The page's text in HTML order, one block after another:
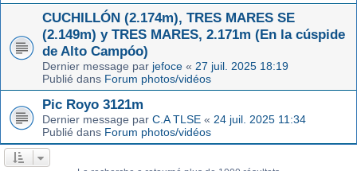
CUCHILLÓN (2.174m), TRES MARES SE
(2.149m) y TRES MARES, 2.171m (En la cúspide
de Alto Campóo)
Dernier message par jefoce « 27 juil. 2025 18:19
Publié dans Forum photos/vidéos
Pic Royo 3121m
Dernier message par C.A TLSE « 24 juil. 2025 11:34
Publié dans Forum photos/vidéos